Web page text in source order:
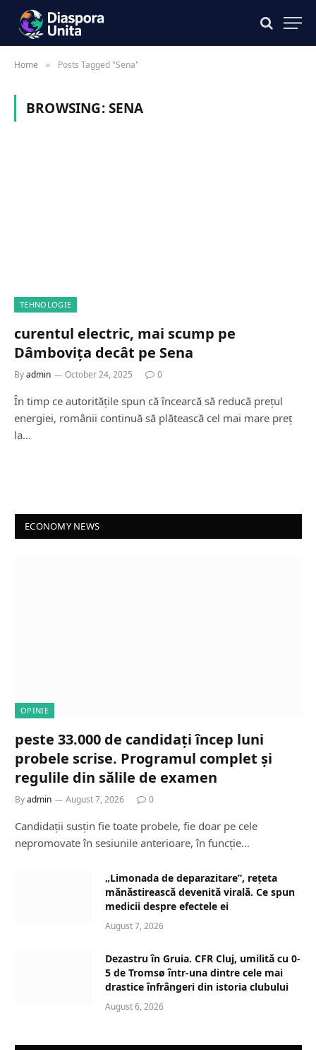
Home » Posts Tagged "Sena"
BROWSING:SENA
TEHNOLOGIE
curentul electric, mai scump pe
Dâmbovița decât pe Sena
Byadmin October 24, 2025 0
În timp ce autoritățile spun că încearcă să reducă prețul
energiei, românii continuă să plătească cel mai mare preț
la…
ECONOMY NEWS
OPINIE
peste 33.000 de candidați încep luni
probele scrise. Programul complet și
regulile din sălile de examen
Byadmin August 7, 2026 0
Candidații susțin fie toate probele, fie doar pe cele
nepromovate în sesiunile anterioare, în funcție…
„Limonada de deparazitare”, rețeta
mănăstirească devenită virală. Ce spun
medicii despre efectele ei
August 7, 2026
Dezastru în Gruia. CFR Cluj, umilită cu 0-
5 de Tromsø într-una dintre cele mai
drastice înfrângeri din istoria clubului
August 6, 2026